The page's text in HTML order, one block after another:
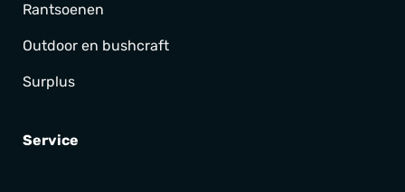
Rantsoenen
Outdoor en bushcraft
Surplus
Service